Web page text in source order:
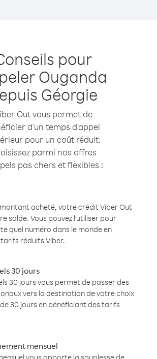
pour
Ouganda
Géorgie
Out vous permet de
d'un temps d'appel
pour un coût réduit.
parmi nos offres
pas chers et flexibles :
acheté, votre crédit Viber Out
solde. Vous pouvez l'utiliser pour
quel numéro dans le monde en
réduits Viber.
30 jours
30 jours vous permet de passer des
vers la destination de votre choix
30 jours en bénéficiant des tarifs
mensuel